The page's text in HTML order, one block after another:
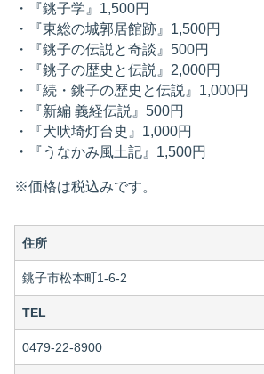
・『銚子学』1,500円
・『東総の城郭居館跡』1,500円
・『銚子の伝説と奇談』500円
・『銚子の歴史と伝説』2,000円
・『続・銚子の歴史と伝説』1,000円
・『新編 義経伝説』500円
・『犬吠埼灯台史』1,000円
・『うなかみ風土記』1,500円
※価格は税込みです。
住所
銚子市松本町1-6-2
TEL
0479-22-8900